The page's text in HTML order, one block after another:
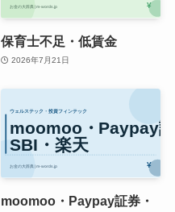
保育士不足・低賃金
2026年7月21日
moomoo・Paypay証券・